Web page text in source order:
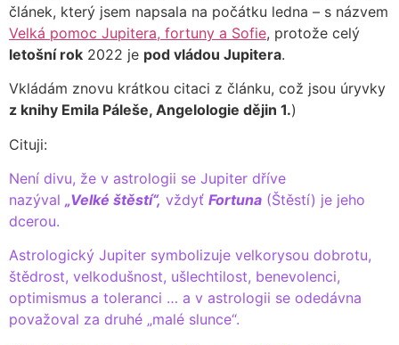
článek, který jsem napsala na počátku ledna – s názvem
Velká pomoc Jupitera, fortuny a Sofie, protože celý
letošní rok 2022 je pod vládou Jupitera.
Vkládám znovu krátkou citaci z článku, což jsou úryvky
z knihy Emila Páleše, Angelologie dějin 1.)
Cituji:
Není divu, že v astrologii se Jupiter dříve
nazýval „Velké štěstí“, vždyť Fortuna (Štěstí) je jeho
dcerou.
Astrologický Jupiter symbolizuje velkorysou dobrotu,
štědrost, velkodušnost, ušlechtilost, benevolenci,
optimismus a toleranci … a v astrologii se odedávna
považoval za druhé „malé slunce“.